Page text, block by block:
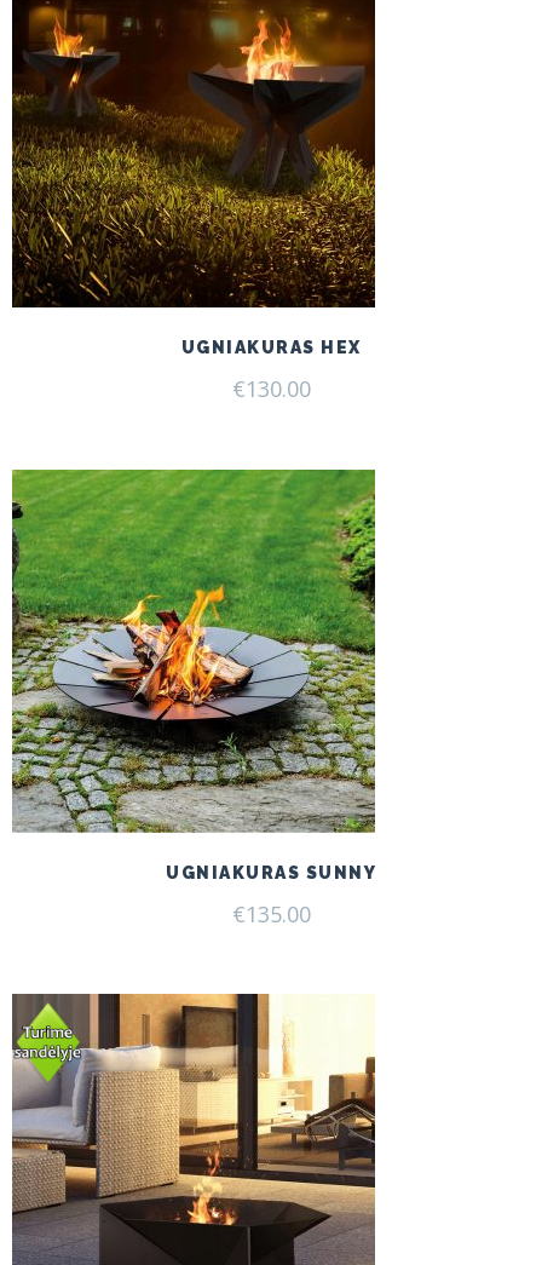
UGNIAKURAS HEX
€130.00
UGNIAKURAS SUNNY
€135.00